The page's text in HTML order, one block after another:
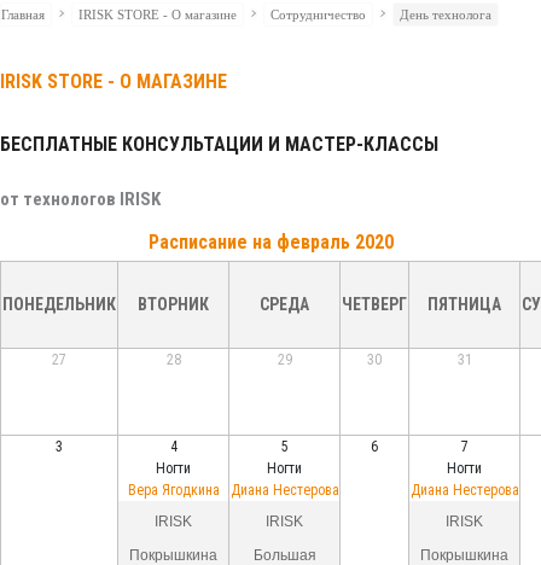
Главная IRISK STORE - О магазине Сотрудничество День технолога
IRISK STORE - О МАГАЗИНЕ
БЕСПЛАТНЫЕ КОНСУЛЬТАЦИИ И МАСТЕР-КЛАССЫ
от технологов IRISK
Расписание на февраль 2020
ПОНЕДЕЛЬНИК ВТОРНИК СРЕДА ЧЕТВЕРГ ПЯТНИЦА
27 28 29 30 31
3
4
Ногти
Вера Ягодкина
IRISK
Покрышкина
5
Ногти
Диана Нестерова
IRISK
Большая
6
7
Ногти
Диана Нестерова
IRISK
Покрышкина